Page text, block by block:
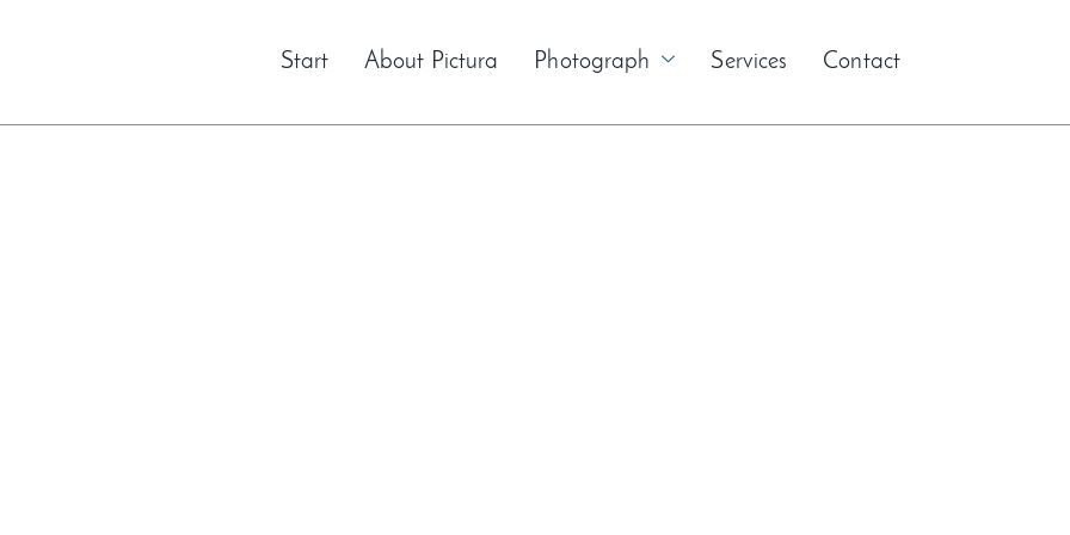
Start About Pictura Photograph Services Contact